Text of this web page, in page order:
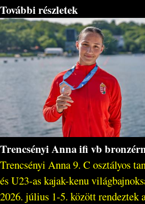
További részletek
Trencsényi Anna ifi vb
Trencsényi Anna 9. C osztályos
és U23-as kajak-kenu
2026. július 1-5. között rendeztek